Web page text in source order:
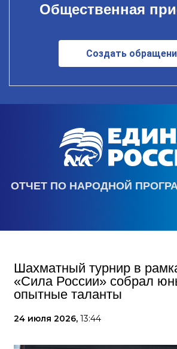
Общественная
Создать
ОТЧЕТ ПО НАРОДНОЙ
Шахматный турнир в
«Сила России» собрал
опытные таланты
24 июля 2026, 13:44